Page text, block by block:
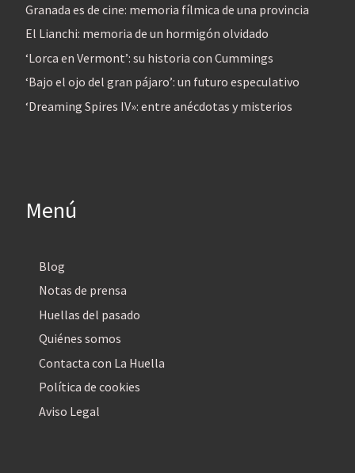
Granada es de cine: memoria fílmica de una provincia
El Lianchi: memoria de un hormigón olvidado
‘Lorca en Vermont’: su historia con Cummings
‘Bajo el ojo del gran pájaro’: un futuro especulativo
‘Dreaming Spires IV»: entre anécdotas y misterios
Menú
Blog
Notas de prensa
Huellas del pasado
Quiénes somos
Contacta con La Huella
Política de cookies
Aviso Legal